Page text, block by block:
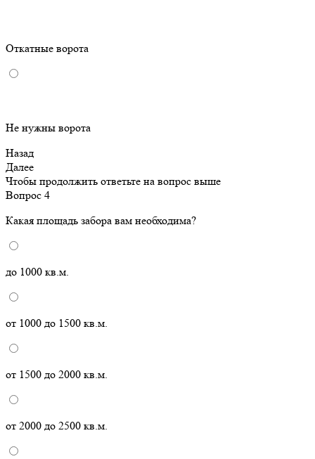
Откатные ворота
Не нужны ворота
Назад
Далее
Чтобы продолжить ответьте на вопрос выше
Вопрос 4
Какая площадь забора вам необходима?
до 1000 кв.м.
от 1000 до 1500 кв.м.
от 1500 до 2000 кв.м.
от 2000 до 2500 кв.м.